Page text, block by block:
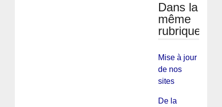
Dans la
même
rubrique
Mise à jour
de nos
sites
De la